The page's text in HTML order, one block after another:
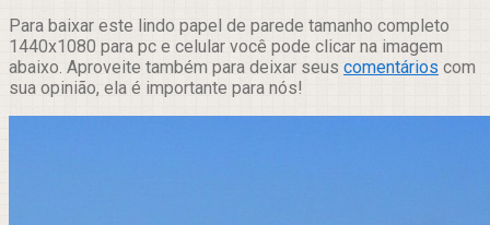
Para baixar este lindo papel de parede tamanho completo
1440x1080 para pc e celular você pode clicar na imagem
abaixo. Aproveite também para deixar seus comentários com
sua opinião, ela é importante para nós!